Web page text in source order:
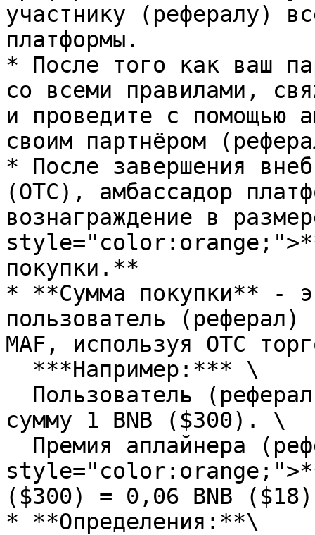
участнику (рефералу)
платформы.
* После того как ваш
со всеми правилами,
и проведите с помощью
своим партнёром
* После завершения
(ОТС), амбассадор
вознаграждение в
покупки.**
* **Сумма покупки** -
пользователь (реферал)
MAF, используя ОТС
сумму 1 BNB ($300). \
($300) = 0,06 BNB ($18)
* **Определения:**\